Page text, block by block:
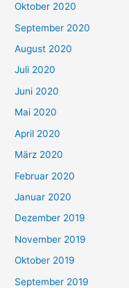
Oktober 2020
September 2020
August 2020
Juli 2020
Juni 2020
Mai 2020
April 2020
März 2020
Februar 2020
Januar 2020
Dezember 2019
November 2019
Oktober 2019
September 2019